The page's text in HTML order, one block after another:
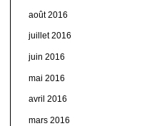
août 2016
juillet 2016
juin 2016
mai 2016
avril 2016
mars 2016